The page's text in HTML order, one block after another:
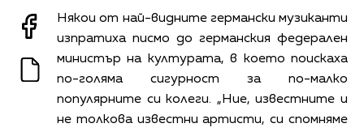
Някои от най-видните германски музиканти
изпратиха писмо до германския федерален
министър на културата, в което поискаха
по-голяма сигурност за по-малко
популярните си колеги. „Ние, известните и
не толкова известни артисти, си спомняме